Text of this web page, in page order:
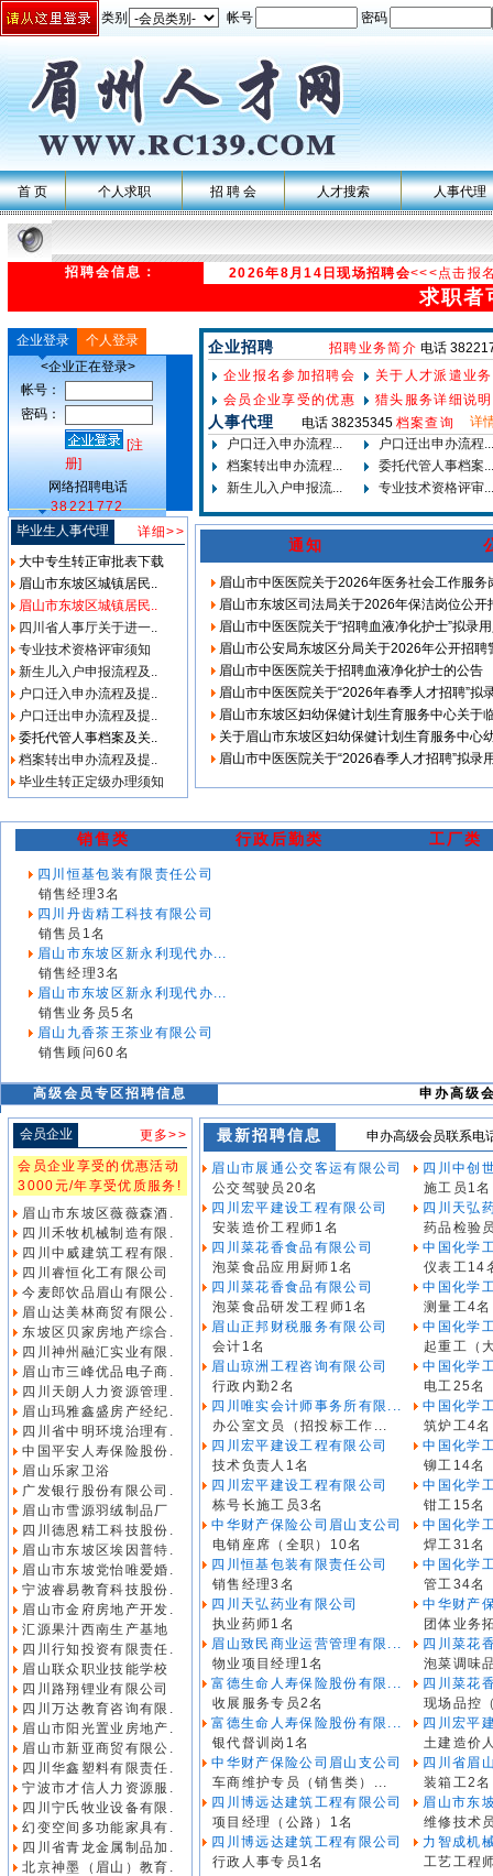
类别 帐号 密码
首 页 个人求职 招 聘 会 人才搜索 人事代理
招聘会信息： 2026年8月14日现场招聘会<<<点击报
求职者
企业登录
个人登录
<企业正在登录>
帐号：
密码：
[注
册]
网络招聘电话
38221772
企业招聘 招聘业务简介 电话
企业报名参加招聘会
关于人才派遣业务
会员企业享受的优惠
猎头服务详细说明
人事代理 电话 38235345 档案查询
详
户口迁入申办流程...
档案转出申办流程...
新生儿入户申报流...
户口迁出申办流程...
委托代管人事档案...
专业技术资格评审...
毕业生人事代理
详细>>
大中专生转正审批表下载
眉山市东坡区城镇居民..
眉山市东坡区城镇居民..
四川省人事厅关于进一..
专业技术资格评审须知
新生儿入户申报流程及..
户口迁入申办流程及提..
户口迁出申办流程及提..
委托代管人事档案及关..
档案转出申办流程及提..
毕业生转正定级办理须知
通知
眉山市中医医院关于2026年医务社会工作服务
眉山市东坡区司法局关于2026年保洁岗位公开
眉山市中医医院关于“招聘血液净化护士”拟录
眉山市公安局东坡区分局关于2026年公开招聘
眉山市中医医院关于招聘血液净化护士的公告
眉山市中医医院关于“2026年春季人才招聘”拟
眉山市东坡区妇幼保健计划生育服务中心关于
关于眉山市东坡区妇幼保健计划生育服务中心
眉山市中医医院关于“2026春季人才招聘”拟录
销售类 行政后勤类 工厂类
四川恒基包装有限责任公司
销售经理3名
四川丹齿精工科技有限公司
销售员1名
眉山市东坡区新永利现代办...
销售经理3名
眉山市东坡区新永利现代办...
销售业务员5名
眉山九香茶王茶业有限公司
销售顾问60名
高级会员专区招聘信息 申办高级
会员企业
更多>>
会员企业享受的优惠活动
3000元/年享受优质服务!
眉山市东坡区薇薇森酒.
四川禾牧机械制造有限.
四川中威建筑工程有限.
四川睿恒化工有限公司
今麦郎饮品眉山有限公.
眉山达美林商贸有限公.
东坡区贝家房地产综合.
四川神州融汇实业有限.
眉山市三峰优品电子商.
四川天朗人力资源管理.
眉山玛雅鑫盛房产经纪.
四川省中明环境治理有.
中国平安人寿保险股份.
眉山乐家卫浴
广发银行股份有限公司.
眉山市雪源羽绒制品厂
四川德恩精工科技股份.
眉山市东坡区埃因普特.
眉山市东坡党怡唯爱婚.
宁波睿易教育科技股份.
眉山市金府房地产开发.
汇源果汁西南生产基地
四川行知投资有限责任.
眉山联众职业技能学校
四川路翔锂业有限公司
四川万达教育咨询有限.
眉山市阳光置业房地产.
眉山市新亚商贸有限公.
四川华鑫塑料有限责任.
宁波市才信人力资源服.
四川宁氏牧业设备有限.
幻变空间多功能家具有.
四川省青龙金属制品加.
北京神墨（眉山）教育.
最新招聘信息 申办高级会员联系电
眉山市展通公交客运有限公司
公交驾驶员20名
四川宏平建设工程有限公司
安装造价工程师1名
四川菜花香食品有限公司
泡菜食品应用厨师1名
四川菜花香食品有限公司
泡菜食品研发工程师1名
眉山正邦财税服务有限公司
会计1名
眉山琼洲工程咨询有限公司
行政内勤2名
四川唯实会计师事务所有限...
办公室文员（招投标工作...
四川宏平建设工程有限公司
技术负责人1名
四川宏平建设工程有限公司
栋号长施工员3名
中华财产保险公司眉山支公司
电销座席（全职）10名
四川恒基包装有限责任公司
销售经理3名
四川天弘药业有限公司
执业药师1名
眉山致民商业运营管理有限...
物业项目经理1名
富德生命人寿保险股份有限...
收展服务专员2名
富德生命人寿保险股份有限...
银代督训岗1名
中华财产保险公司眉山支公司
车商维护专员（销售类）...
四川博远达建筑工程有限公司
项目经理（公路）1名
四川博远达建筑工程有限公司
行政人事专员1名
四川中创
施工员1名
四川天弘
药品检验
中国化学
仪表工14
中国化学
测量工4名
中国化学
起重工（
中国化学
电工25名
中国化学
筑炉工4名
中国化学
铆工14名
中国化学
钳工15名
中国化学
焊工31名
中国化学
管工34名
中华财产
团体业务
四川菜花
泡菜调味
四川菜花
现场品控
四川宏平
土建造价
四川省眉
装箱工2名
眉山市东
维修技术
力智成机
工艺工程